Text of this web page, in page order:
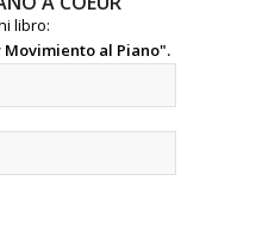
libro:
Movimiento al Piano".